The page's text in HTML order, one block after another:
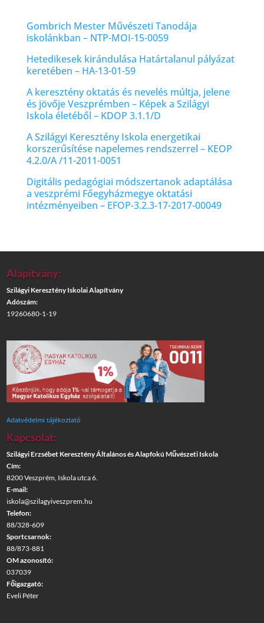
Gombrich Mester Művészeti Tanodája
iskolánkban – NTP-MOI-15-0059
Hetedikesek kirándulása Határtalanul pályázat
keretében – HA-13-01-59
A keresztény oktatás és nevelés múltja, jelene
és jövője Veszprémben – Képek a Szilágyi
Iskola életéből – KDOP 3.1.1/D
A Szilágyi Keresztény Iskola energetikai
korszerűsítése napelemes rendszerrel – KEOP
4.2.0/A /11-2011-0051
Digitális pedagógiai módszertanok adaptálása
a veszprémi Főegyházmegye oktatási
intézményeiben – EFOP-3.2.3-17-2017-00049
Alapítvány:
Szilágyi Keresztény Iskolai Alapítvány
Adószám:
19260680-1-19
Adatvédelmi tájékoztató
Kapcsolat:
Szilágyi Erzsébet Keresztény Általános és Alapfokú Művészeti Iskola
Cím:
8200 Veszprém, Iskola utca 6.
E-mail:
iskola@szilagyiveszprem.hu
Telefon:
88/328-609
Sportcsarnok:
88/873-881
OM azonosító:
037039
Főigazgató:
Eveli Péter